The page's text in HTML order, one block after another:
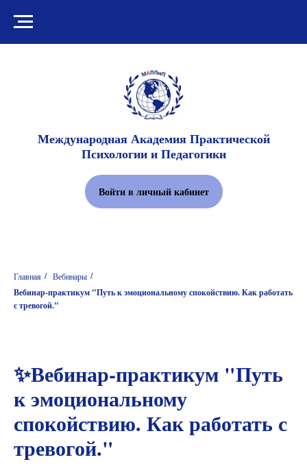
Международная Академия Практической
Психологии и Педагогики
Войти в личный кабинет
Главная / Вебинары /
Вебинар-практикум "Путь к эмоциональному спокойствию. Как работать
с тревогой."
✨Вебинар-практикум "Путь
к эмоциональному
спокойствию. Как работать с
тревогой."